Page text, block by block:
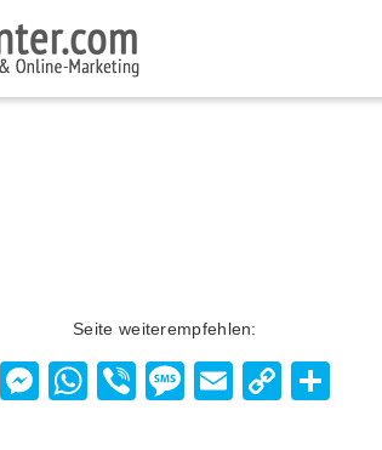
Seite weiterempfehlen:
Messenger
WhatsApp
ViberMessage
EmailCopy